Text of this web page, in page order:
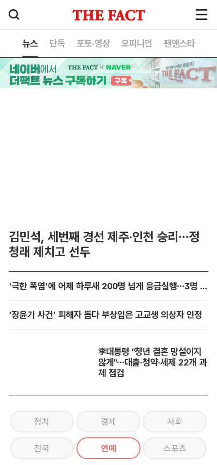
뉴스 단독 포토·영상 오피니언 팬앤스타
김민석, 세번째 경선 제주·인천 승리…정
청래 제치고 선두
'극한 폭염'에 어제 하루새 200명 넘게 응급실행…3명 사망
'장윤기 사건' 피해자 돕다 부상입은 고교생 의상자 인정
李대통령 "청년 결혼 망설이지
않게"…대출·청약·세제 22개 과
제 점검
정치 경제 사회
전국 연예 스포츠